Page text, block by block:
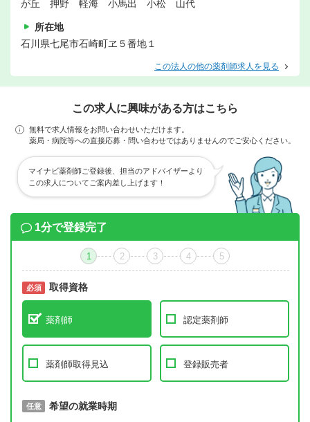
が丘 押野 軽海 小馬出 小松 山代
所在地
石川県七尾市石崎町ヱ５番地１
この法人の他の薬剤師求人を見る
この求人に興味がある方はこちら
無料で求人情報をお問い合わせいただけます。
薬局・病院等への直接応募・問い合わせではありませんのでご安心ください。
マイナビ薬剤師ご登録後、担当のアドバイザーより
この求人についてご案内差し上げます！
1分で登録完了
1 2 3 4 5
必須 取得資格
薬剤師 認定薬剤師
薬剤師取得見込 登録販売者
必須 取得予定年
任意 希望の就業時期